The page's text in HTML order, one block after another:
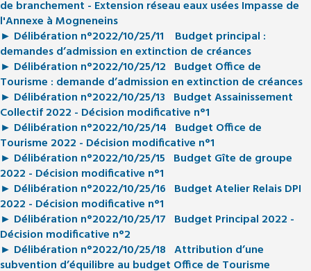
de branchement - Extension réseau eaux usées Impasse de
l'Annexe à Mogneneins
► Délibération n°2022/10/25/11 Budget principal :
demandes d’admission en extinction de créances
► Délibération n°2022/10/25/12 Budget Office de
Tourisme : demande d’admission en extinction de créances
► Délibération n°2022/10/25/13 Budget Assainissement
Collectif 2022 - Décision modificative n°1
► Délibération n°2022/10/25/14 Budget Office de
Tourisme 2022 - Décision modificative n°1
► Délibération n°2022/10/25/15 Budget Gîte de groupe
2022 - Décision modificative n°1
► Délibération n°2022/10/25/16 Budget Atelier Relais DPI
2022 - Décision modificative n°1
► Délibération n°2022/10/25/17 Budget Principal 2022 -
Décision modificative n°2
► Délibération n°2022/10/25/18 Attribution d’une
subvention d’équilibre au budget Office de Tourisme